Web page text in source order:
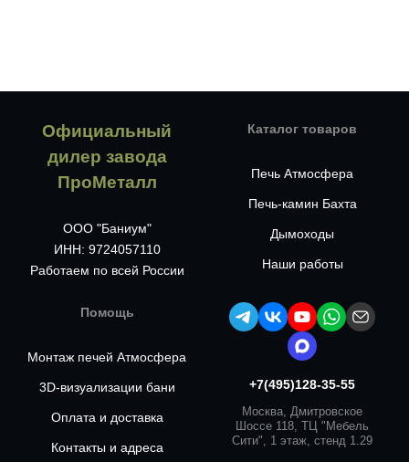
Официальный
дилер завода
ПроМеталл
ООО "Баниум"
ИНН: 9724057110
Работаем по всей России
Каталог товаров
Печь Атмосфера
Печь-камин Бахта
Дымоходы
Наши работы
Помощь
Монтаж печей Атмосфера
3D-визуализации бани
Оплата и доставка
Контакты и адреса
+7(495)128-35-55
Москва, Дмитровское
Шоссе 118, ТЦ "Мебель
Сити", 1 этаж, стенд 1.29